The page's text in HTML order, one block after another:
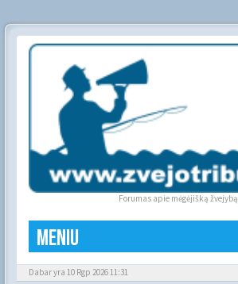
Forumas apie mėgėjišką žvejybą
Meniu
Dabar yra 10 Rgp 2026 11:31